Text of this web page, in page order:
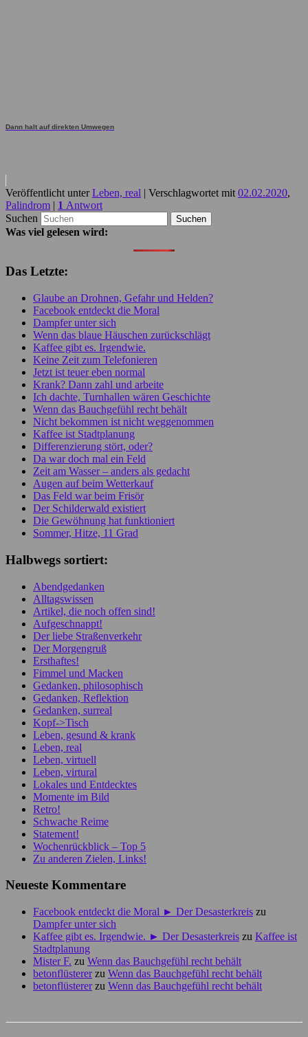
Dann halt auf direkten Umwegen
Veröffentlicht unter Leben, real | Verschlagwortet mit 02.02.2020,
Palindrom | 1 Antwort
Suchen
Was viel gelesen wird:
Das Letzte:
Glaube an Drohnen, Gefahr und Helden?
Facebook entdeckt die Moral
Dampfer unter sich
Wenn das blaue Häuschen zurückschlägt
Kaffee gibt es. Irgendwie.
Keine Zeit zum Telefonieren
Jetzt ist teuer eben normal
Krank? Dann zahl und arbeite
Ich dachte, Turnhallen wären Geschichte
Wenn das Bauchgefühl recht behält
Nicht bekommen ist nicht weggenommen
Kaffee ist Stadtplanung
Differenzierung stört, oder?
Da war doch mal ein Feld
Zeit am Wasser – anders als gedacht
Augen auf beim Wetterkauf
Das Feld war beim Frisör
Der Schilderwald existiert
Die Gewöhnung hat funktioniert
Sommer, Hitze, 11 Grad
Halbwegs sortiert:
Abendgedanken
Alltagswissen
Artikel, die noch offen sind!
Aufgeschnappt!
Der liebe Straßenverkehr
Der Morgengruß
Ersthaftes!
Fimmel und Macken
Gedanken, philosophisch
Gedanken, Reflektion
Gedanken, surreal
Kopf->Tisch
Leben, gesund & krank
Leben, real
Leben, virtuell
Leben, virtural
Lokales und Entdecktes
Momente im Bild
Retro!
Schwache Reime
Statement!
Wochenrückblick – Top 5
Zu anderen Zielen, Links!
Neueste Kommentare
Facebook entdeckt die Moral ► Der Desasterkreis zu
Dampfer unter sich
Kaffee gibt es. Irgendwie. ► Der Desasterkreis zu Kaffee ist
Stadtplanung
Mister F. zu Wenn das Bauchgefühl recht behält
betonflüstererzu Wenn das Bauchgefühl recht behält
betonflüstererzu Wenn das Bauchgefühl recht behält